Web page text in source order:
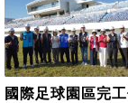
國際足球園區完